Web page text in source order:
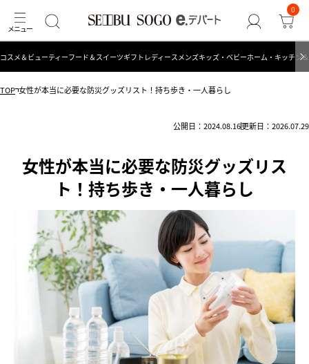
0
コスメ＆ビューティーフード＆スイーツギフト レディース メンズキッズ・ベビーホーム・キッチン
TOP 女性が本当に必要な防災グッズリスト！持ち歩き・一人暮らし
公開日：2024.08.16更新日：2026.07.29
女性が本当に必要な防災グッズリス
ト！持ち歩き・一人暮らし